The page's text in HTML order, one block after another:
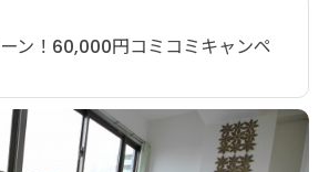
ン！60,000円コミコミキャンペ